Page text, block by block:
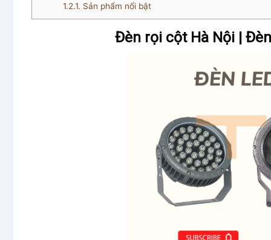
1.2.1. Sản phẩm nổi bật
Đèn rọi cột Hà Nội |